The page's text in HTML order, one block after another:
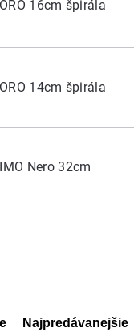
16cm špirála
14cm špirála
Nero 32cm
Najpredávanejšie